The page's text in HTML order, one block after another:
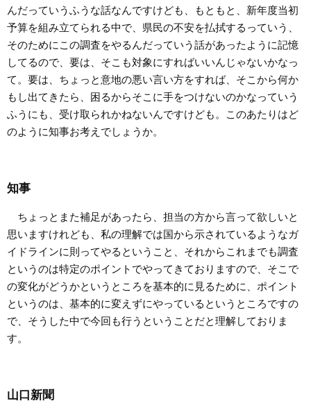
んだっていうふうな話なんですけども、もともと、新年度当初
予算を組み立てられる中で、県民の不安を払拭するっていう、
そのためにこの調査をやるんだっていう話があったように記憶
してるので、要は、そこも対象にすればいいんじゃないかなっ
て。要は、ちょっと意地の悪い言い方をすれば、そこから何か
もし出てきたら、困るからそこに手をつけないのかなっていう
ふうにも、受け取られかねないんですけども。このあたりはど
のように知事お考えでしょうか。
知事
ちょっとまた補足があったら、担当の方から言って欲しいと
思いますけれども、私の理解では国から示されているようなガ
イドラインに則ってやるということ、それからこれまでも調査
というのは特定のポイントでやってきておりますので、そこで
の変化がどうかというところを基本的に見るために、ポイント
というのは、基本的に変えずにやっているというところですの
で、そうした中で今回も行うということだと理解しておりま
す。
山口新聞